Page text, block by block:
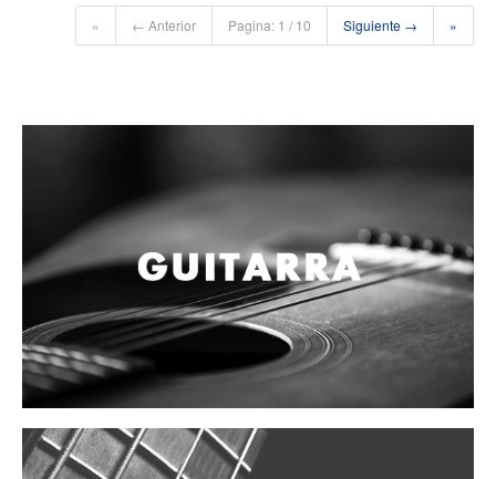
Otros instrumentos de Cuerdas
« ← Anterior Pagina: 1 / 10 Siguiente → »